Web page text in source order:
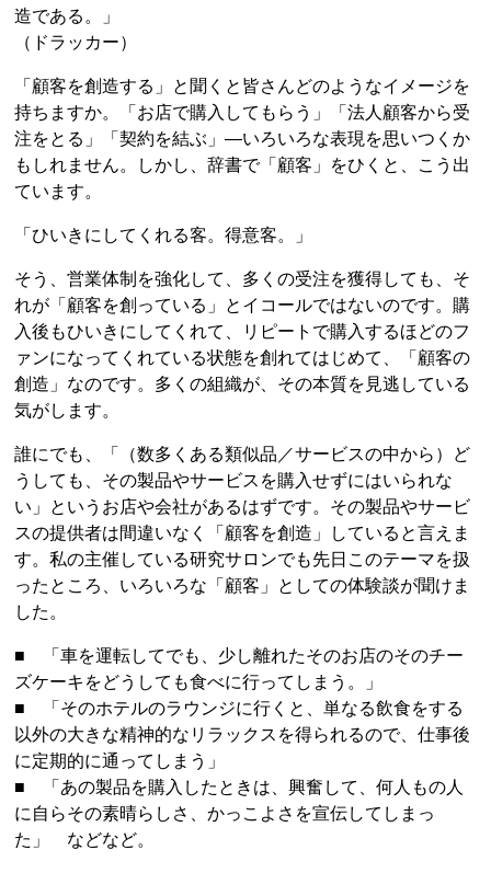
造である。」
（ドラッカー）
「顧客を創造する」と聞くと皆さんどのようなイメージを
持ちますか。「お店で購入してもらう」「法人顧客から受
注をとる」「契約を結ぶ」—いろいろな表現を思いつくか
もしれません。しかし、辞書で「顧客」をひくと、こう出
ています。
「ひいきにしてくれる客。得意客。」
そう、営業体制を強化して、多くの受注を獲得しても、そ
れが「顧客を創っている」とイコールではないのです。購
入後もひいきにしてくれて、リピートで購入するほどのフ
ァンになってくれている状態を創れてはじめて、「顧客の
創造」なのです。多くの組織が、その本質を見逃している
気がします。
誰にでも、「（数多くある類似品／サービスの中から）ど
うしても、その製品やサービスを購入せずにはいられな
い」というお店や会社があるはずです。その製品やサービ
スの提供者は間違いなく「顧客を創造」していると言えま
す。私の主催している研究サロンでも先日このテーマを扱
ったところ、いろいろな「顧客」としての体験談が聞けま
した。
■ 「車を運転してでも、少し離れたそのお店のそのチー
ズケーキをどうしても食べに行ってしまう。」
■ 「そのホテルのラウンジに行くと、単なる飲食をする
以外の大きな精神的なリラックスを得られるので、仕事後
に定期的に通ってしまう」
■ 「あの製品を購入したときは、興奮して、何人もの人
に自らその素晴らしさ、かっこよさを宣伝してしまっ
た」 などなど。